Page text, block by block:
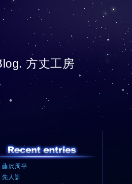
方丈工房
藤沢周平
先人訓